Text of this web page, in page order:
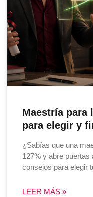
Maestría para
para elegir y
¿Sabías que una
127% y abre
consejos para elegir
LEER MÁS »